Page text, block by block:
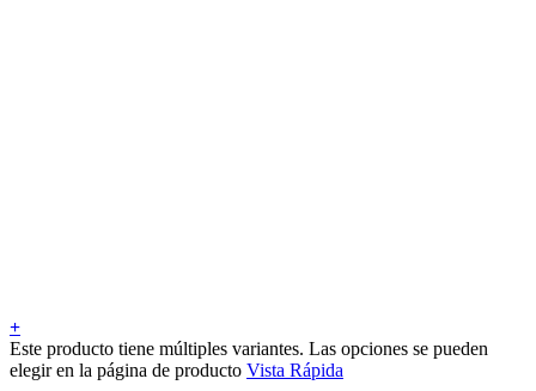
+
Este producto tiene múltiples variantes. Las opciones se pueden
elegir en la página de producto Vista Rápida